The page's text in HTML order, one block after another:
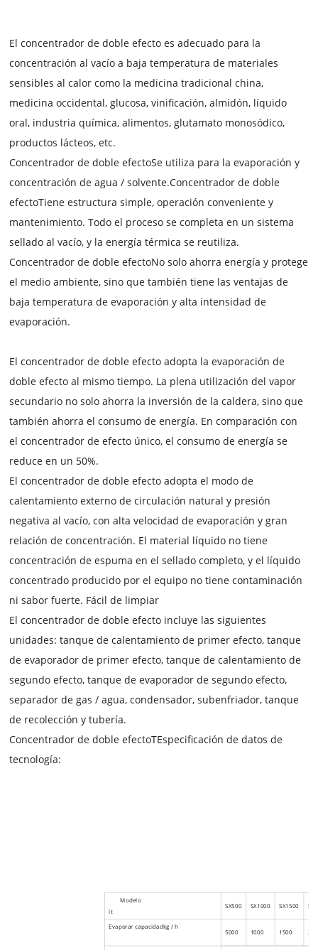
El concentrador de doble efecto es adecuado para la
concentración al vacío a baja temperatura de materiales
sensibles al calor como la medicina tradicional china,
medicina occidental, glucosa, vinificación, almidón, líquido
oral, industria química, alimentos, glutamato monosódico,
productos lácteos, etc.
Concentrador de doble efectoSe utiliza para la evaporación y
concentración de agua / solvente.Concentrador de doble
efectoTiene estructura simple, operación conveniente y
mantenimiento. Todo el proceso se completa en un sistema
sellado al vacío, y la energía térmica se reutiliza.
Concentrador de doble efectoNo solo ahorra energía y protege
el medio ambiente, sino que también tiene las ventajas de
baja temperatura de evaporación y alta intensidad de
evaporación.
El concentrador de doble efecto adopta la evaporación de
doble efecto al mismo tiempo. La plena utilización del vapor
secundario no solo ahorra la inversión de la caldera, sino que
también ahorra el consumo de energía. En comparación con
el concentrador de efecto único, el consumo de energía se
reduce en un 50%.
El concentrador de doble efecto adopta el modo de
calentamiento externo de circulación natural y presión
negativa al vacío, con alta velocidad de evaporación y gran
relación de concentración. El material líquido no tiene
concentración de espuma en el sellado completo, y el líquido
concentrado producido por el equipo no tiene contaminación
ni sabor fuerte. Fácil de limpiar
El concentrador de doble efecto incluye las siguientes
unidades: tanque de calentamiento de primer efecto, tanque
de evaporador de primer efecto, tanque de calentamiento de
segundo efecto, tanque de evaporador de segundo efecto,
separador de gas / agua, condensador, subenfriador, tanque
de recolección y tubería.
Concentrador de doble efectoTEspecificación de datos de
tecnología:
Modelo
ít
SX500 SX1000 SX1500
Evaporar capacidadkg / h
5000 1000 1500